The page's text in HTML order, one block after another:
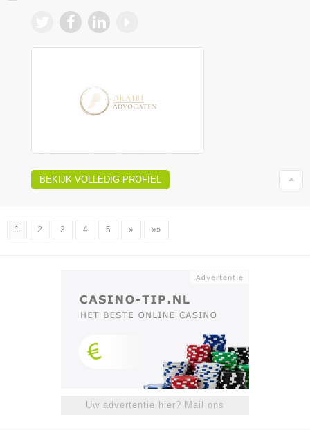
BEKIJK VOLLEDIG PROFIEL
1 2 3 4 5 » »»
Uw advertentie hier? Mail ons